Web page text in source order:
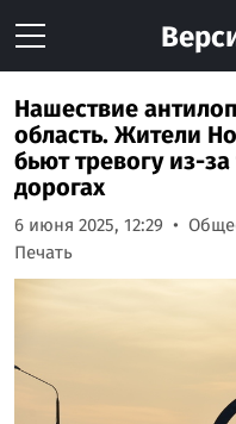
Нашествие
область. Жители
бьют тревогу из-
дорогах
6 июня 2025, 12:29
Печать